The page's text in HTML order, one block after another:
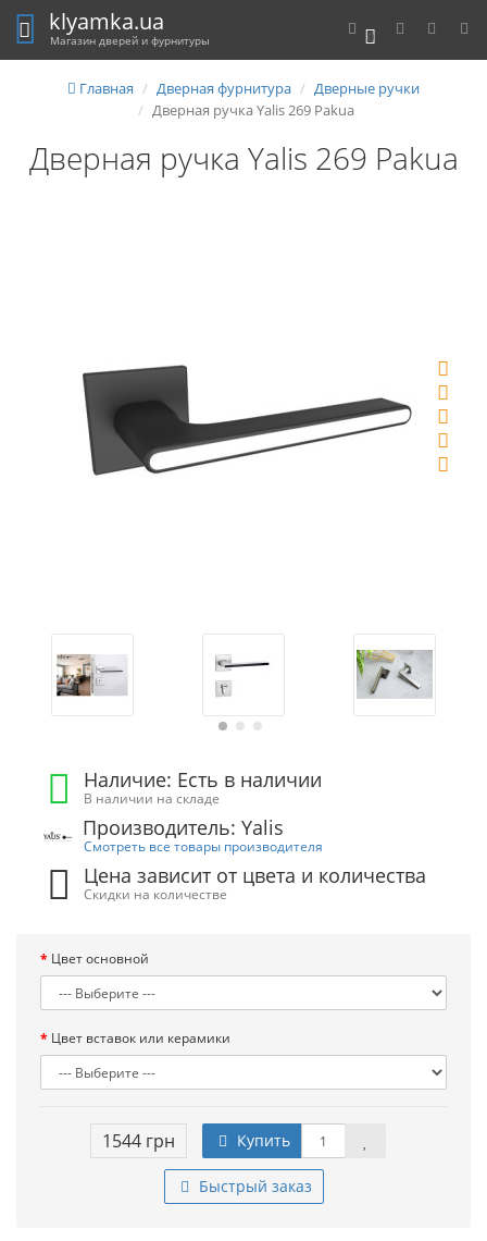
0
klyamka.ua
Магазин дверей и фурнитуры
Главная Дверная фурнитура
Дверные ручки
Дверная ручка Yalis 269 Pakua
Дверная ручка Yalis 269 Pakua
Наличие: Есть в наличии
В наличии на складе
Производитель: Yalis
Смотреть все товары производителя
Цена зависит от цвета и количества
Скидки на количестве
Цвет основной
Цвет вставок или керамики
1544 грн Купить
Быстрый заказ